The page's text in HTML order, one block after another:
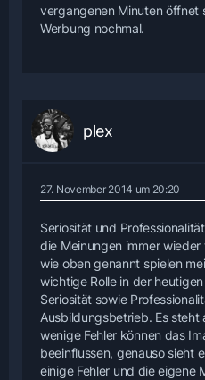
vergangenen Minuten öffnet
Werbung nochmal.
plex
27. November 2014 um 20:20
Seriosität und
die Meinungen immer
wie oben genannt spielen
wichtige Rolle in der
Seriosität sowie
Ausbildungsbetrieb. Es steht
wenige Fehler können das
beeinflussen, genauso sieht
einige Fehler und die eigene